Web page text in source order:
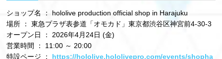
ショップ名 ： hololive production official shop in Harajuku
場所 ： 東急プラザ表参道「オモカド」東京都渋谷区神宮前4-30-3
オープン日 ： 2026年4月24日 (金)
営業時間 ： 11:00 ～ 20:00
特設ページ ： https://hololive.hololivepro.com/events/shopha